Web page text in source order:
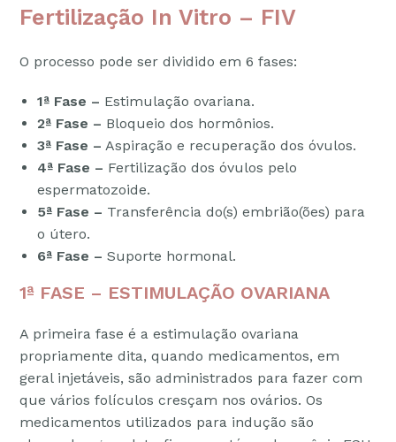
Fertilização In Vitro – FIV
O processo pode ser dividido em 6 fases:
1ª Fase – Estimulação ovariana.
2ª Fase – Bloqueio dos hormônios.
3ª Fase – Aspiração e recuperação dos óvulos.
4ª Fase – Fertilização dos óvulos pelo
espermatozoide.
5ª Fase – Transferência do(s) embrião(ões) para
o útero.
6ª Fase – Suporte hormonal.
1ª FASE – ESTIMULAÇÃO OVARIANA
A primeira fase é a estimulação ovariana
propriamente dita, quando medicamentos, em
geral injetáveis, são administrados para fazer com
que vários folículos cresçam nos ovários. Os
medicamentos utilizados para indução são